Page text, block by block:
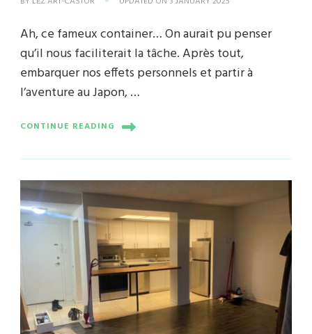
Ah, ce fameux container… On aurait pu penser
qu’il nous faciliterait la tâche. Après tout,
embarquer nos effets personnels et partir à
l’aventure au Japon, …
CONTINUE READING